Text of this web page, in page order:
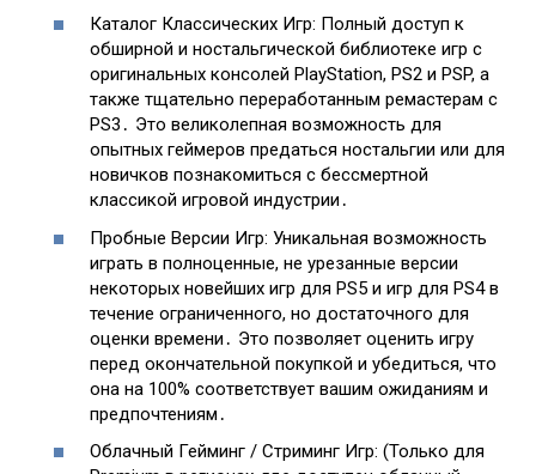
Каталог Классических Игр: Полный доступ к
обширной и ностальгической библиотеке игр с
оригинальных консолей PlayStation, PS2 и PSP, а
также тщательно переработанным ремастерам с
PS3․ Это великолепная возможность для
опытных геймеров предаться ностальгии или для
новичков познакомиться с бессмертной
классикой игровой индустрии․
Пробные Версии Игр: Уникальная возможность
играть в полноценные, не урезанные версии
некоторых новейших игр для PS5 и игр для PS4 в
течение ограниченного, но достаточного для
оценки времени․ Это позволяет оценить игру
перед окончательной покупкой и убедиться, что
она на 100% соответствует вашим ожиданиям и
предпочтениям․
Облачный Гейминг / Стриминг Игр: (Только для